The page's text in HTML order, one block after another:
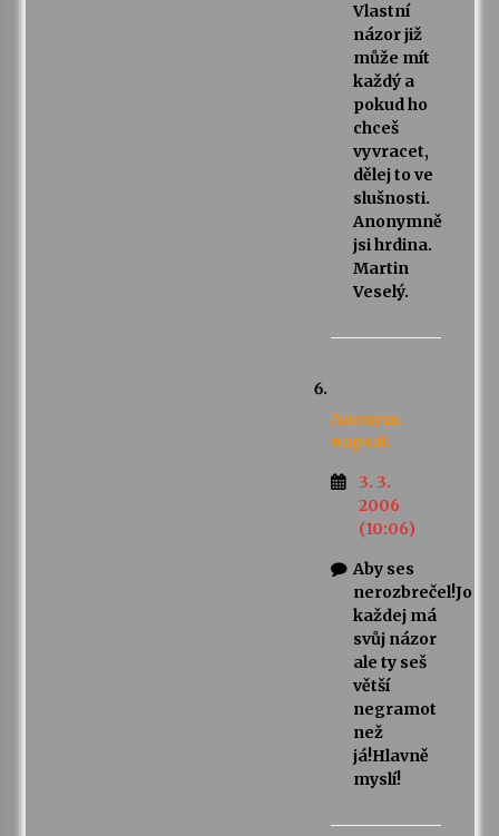
Vlastní
názor již
může mít
každý a
pokud ho
chceš
vyvracet,
dělej to ve
slušnosti.
Anonymně
jsi hrdina.
Martin
Veselý.
Anonym
napsal:
3. 3.
2006
(10:06)
Aby ses
nerozbrečel!Jo
každej má
svůj názor
ale ty seš
větší
negramot
než
já!Hlavně
myslí!